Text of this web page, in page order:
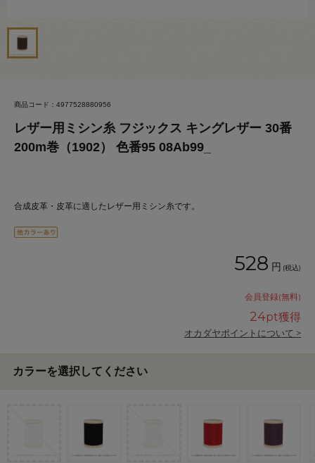
商品コード：4977528880956
レザー用ミシン糸 フジックス キングレザー 30番
200m巻（1902） 色番95 08Ab99_
合成皮革・皮革に適したレザー用ミシン糸です。
528 円 (税込)
会員登録(無料)
24pt獲得
オカダヤポイントについて >
カラーを選択してください